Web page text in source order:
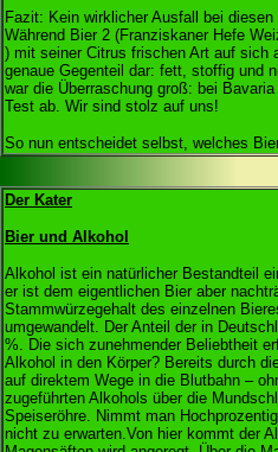
Fazit: Kein wirklicher Ausfall bei
Während Bier 2 (Franziskaner Hefe
) mit seiner Citrus frischen Art auf sich
genaue Gegenteil dar: fett, stoffig und
war die Überraschung groß: bei
Test ab. Wir sind stolz auf uns!
So nun entscheidet selbst, welches
Der Kater
Bier und Alkohol
Alkohol ist ein natürlicher Bestandteil
er ist dem eigentlichen Bier aber
Stammwürzegehalt des einzelnen
umgewandelt. Der Anteil der in
%. Die sich zunehmender Beliebtheit
Alkohol in den Körper? Bereits durch
auf direktem Wege in die Blutbahn –
zugeführten Alkohols über die
Speiseröhre. Nimmt man
nicht zu erwarten.Von hier kommt der